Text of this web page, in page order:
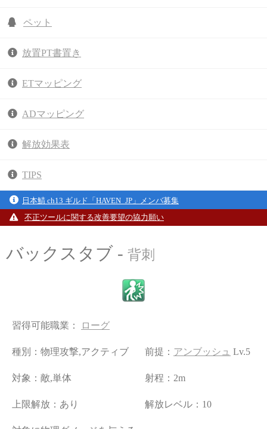
ペット
放置PT書置き
ETマッピング
ADマッピング
解放効果表
TIPS
日本鯖 ch13 ギルド「HAVEN_JP」メンバ募集
不正ツールに関する改善要望の協力願い
バックスタブ - 背刺
習得可能職業： ローグ
種別：物理攻撃,アクティブ 前提： アンブッシュ Lv.5
対象：敵,単体 射程：2m
上限解放：あり 解放レベル：10